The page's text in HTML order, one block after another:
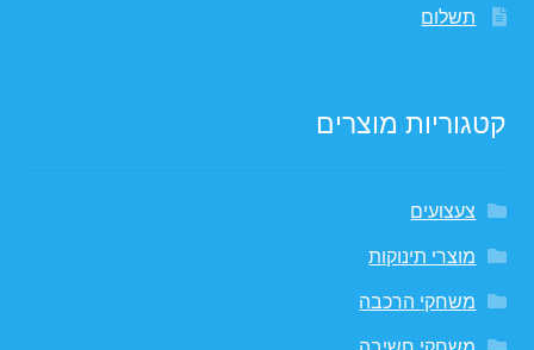
תשלום
קטגוריות מוצרים
צעצועים
מוצרי תינוקות
משחקי הרכבה